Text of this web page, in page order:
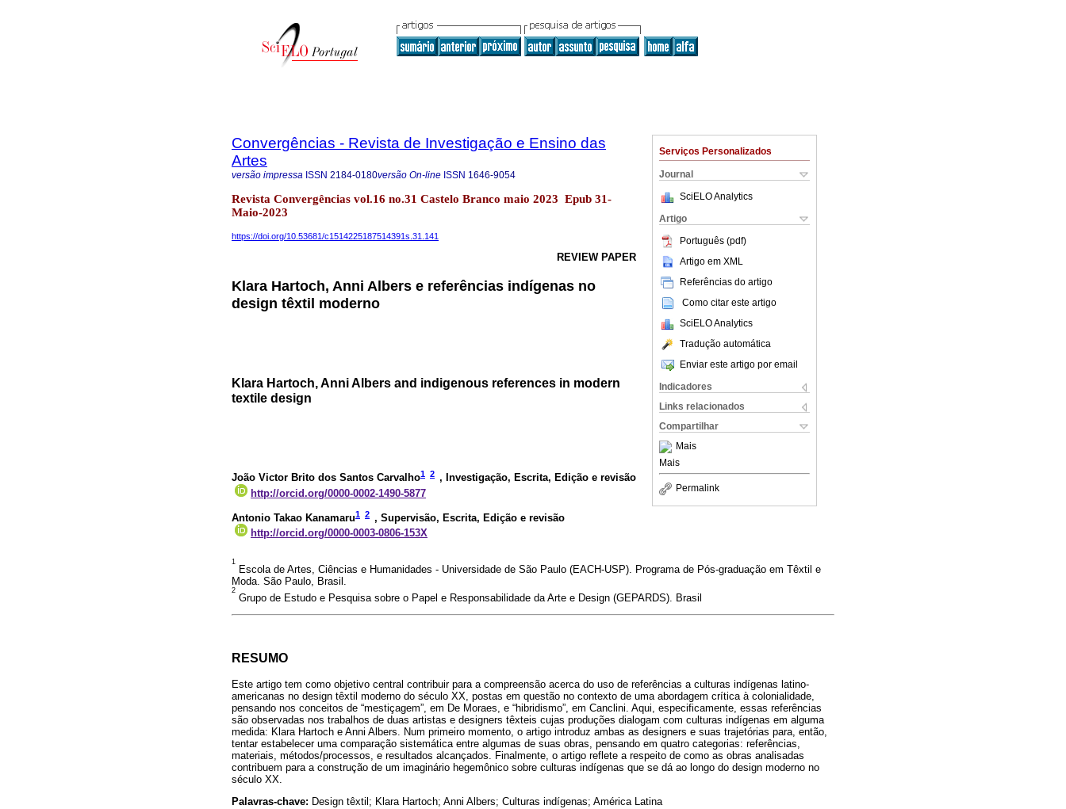
Serviços Personalizados
Journal
SciELO Analytics
Artigo
Português (pdf)
Artigo em XML
Referências do artigo
Como citar este artigo
SciELO Analytics
Tradução automática
Enviar este artigo por email
Indicadores
Links relacionados
Compartilhar
Mais
Mais
Permalink
Convergências - Revista de Investigação e Ensino das
Artes
versão impressa ISSN 2184-0180versão On-line ISSN 1646-9054
Revista Convergências vol.16 no.31 Castelo Branco maio 2023 Epub 31-
Maio-2023
https://doi.org/10.53681/c1514225187514391s.31.141
REVIEW PAPER
Klara Hartoch, Anni Albers e referências indígenas no
design têxtil moderno
Klara Hartoch, Anni Albers and indigenous references in modern
textile design
João Victor Brito dos Santos Carvalho1 2 , Investigação, Escrita, Edição e revisão
http://orcid.org/0000-0002-1490-5877
Antonio Takao Kanamaru1 2 , Supervisão, Escrita, Edição e revisão
http://orcid.org/0000-0003-0806-153X
1
Escola de Artes, Ciências e Humanidades - Universidade de São Paulo (EACH-USP). Programa de Pós-graduação em Têxtil e
Moda. São Paulo, Brasil.
2
Grupo de Estudo e Pesquisa sobre o Papel e Responsabilidade da Arte e Design (GEPARDS). Brasil
RESUMO
Este artigo tem como objetivo central contribuir para a compreensão acerca do uso de referências a culturas indígenas latino-
americanas no design têxtil moderno do século XX, postas em questão no contexto de uma abordagem crítica à colonialidade,
pensando nos conceitos de “mestiçagem”, em De Moraes, e “hibridismo”, em Canclini. Aqui, especificamente, essas referências
são observadas nos trabalhos de duas artistas e designers têxteis cujas produções dialogam com culturas indígenas em alguma
medida: Klara Hartoch e Anni Albers. Num primeiro momento, o artigo introduz ambas as designers e suas trajetórias para, então,
tentar estabelecer uma comparação sistemática entre algumas de suas obras, pensando em quatro categorias: referências,
materiais, métodos/processos, e resultados alcançados. Finalmente, o artigo reflete a respeito de como as obras analisadas
contribuem para a construção de um imaginário hegemônico sobre culturas indígenas que se dá ao longo do design moderno no
século XX.
Palavras-chave: Design têxtil; Klara Hartoch; Anni Albers; Culturas indígenas; América Latina